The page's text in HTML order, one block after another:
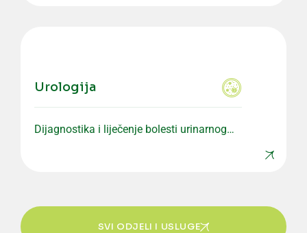
Urologija
Dijagnostika i liječenje bolesti urinarnog
SVI ODJELI I USLUGE